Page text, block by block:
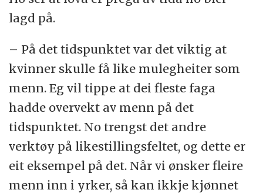
lagd på.
– På det tidspunktet var det viktig at
kvinner skulle få like mulegheiter som
menn. Eg vil tippe at dei fleste faga
hadde overvekt av menn på det
tidspunktet. No trengst det andre
verktøy på likestillingsfeltet, og dette er
eit eksempel på det. Når vi ønsker fleire
menn inn i yrker, så kan ikkje kjønnet